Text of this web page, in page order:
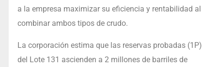
a la empresa maximizar su eficiencia y rentabilidad al
combinar ambos tipos de crudo.
La corporación estima que las reservas probadas (1P)
del Lote 131 ascienden a 2 millones de barriles de